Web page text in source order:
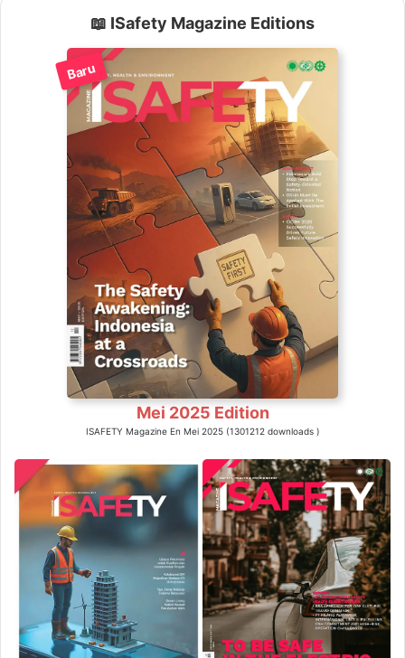
📖 ISafety Magazine Editions
Baru
Mei 2025 Edition
ISAFETY Magazine En Mei 2025 (1301212 downloads )